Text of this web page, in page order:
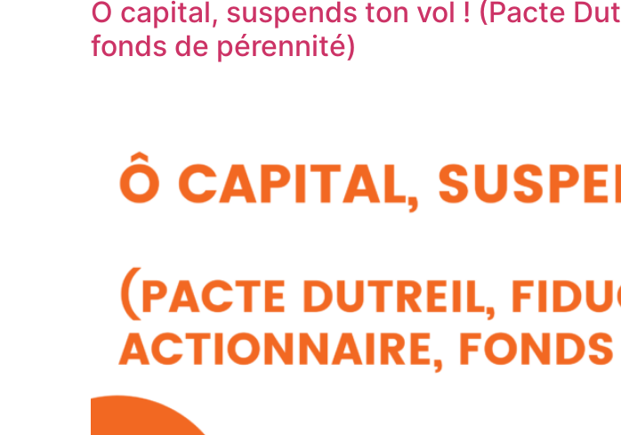
Ô capital, suspends ton vol ! (Pacte
fonds de pérennité)